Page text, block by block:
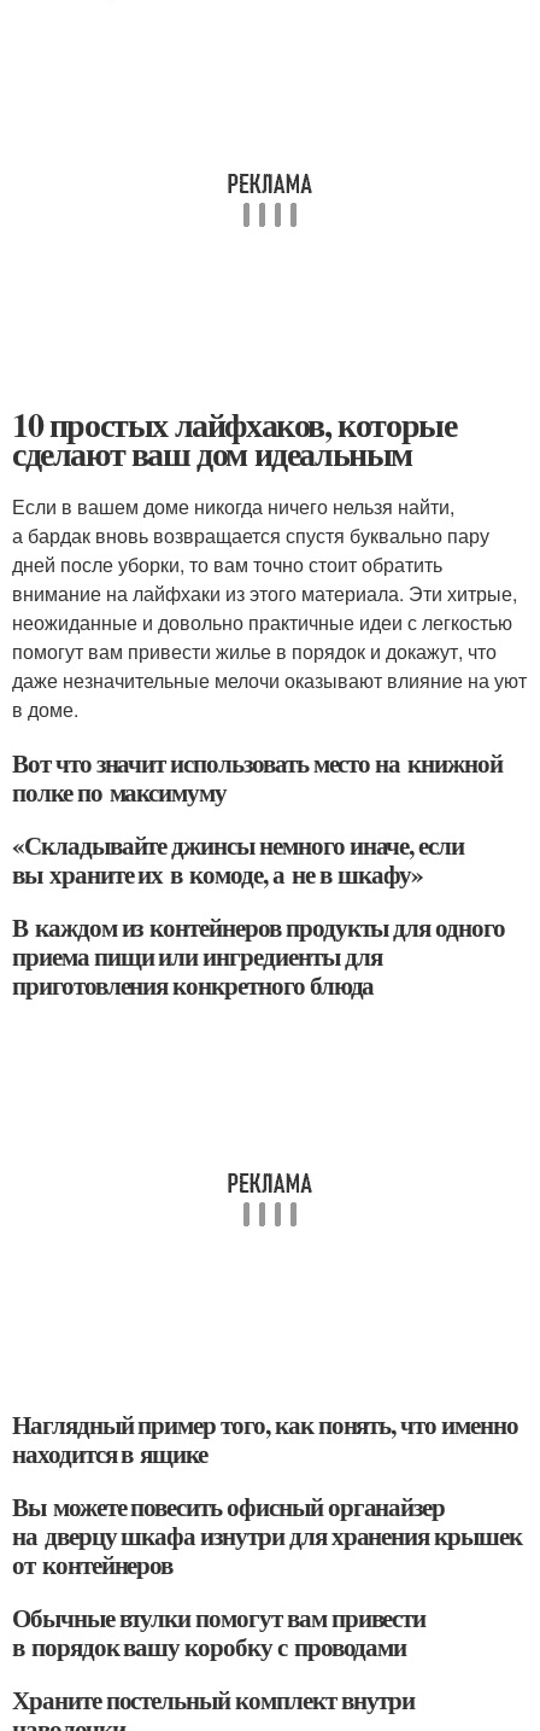
10 простых лайфхаков, которые
сделают ваш дом идеальным
Если в вашем доме никогда ничего нельзя найти,
а бардак вновь возвращается спустя буквально пару
дней после уборки, то вам точно стоит обратить
внимание на лайфхаки из этого материала. Эти хитрые,
неожиданные и довольно практичные идеи с легкостью
помогут вам привести жилье в порядок и докажут, что
даже незначительные мелочи оказывают влияние на уют
в доме.
Вот что значит использовать место на книжной
полке по максимуму
«Складывайте джинсы немного иначе, если
вы храните их в комоде, а не в шкафу»
В каждом из контейнеров продукты для одного
приема пищи или ингредиенты для
приготовления конкретного блюда
Наглядный пример того, как понять, что именно
находится в ящике
Вы можете повесить офисный органайзер
на дверцу шкафа изнутри для хранения крышек
от контейнеров
Обычные втулки помогут вам привести
в порядок вашу коробку с проводами
Храните постельный комплект внутри